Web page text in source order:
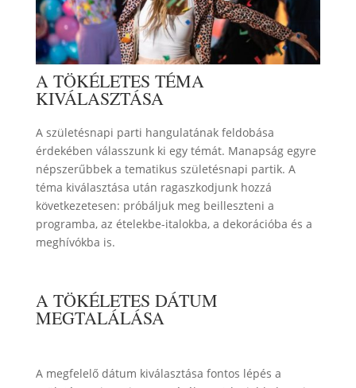
A TÖKÉLETES TÉMA
KIVÁLASZTÁSA
A születésnapi parti hangulatának feldobása
érdekében válasszunk ki egy témát. Manapság egyre
népszerűbbek a tematikus születésnapi partik. A
téma kiválasztása után ragaszkodjunk hozzá
következetesen: próbáljuk meg beilleszteni a
programba, az ételekbe-italokba, a dekorációba és a
meghívókba is.
A TÖKÉLETES DÁTUM
MEGTALÁLÁSA
A megfelelő dátum kiválasztása fontos lépés a